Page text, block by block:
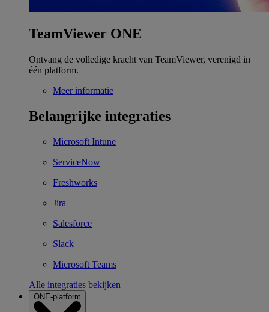
TeamViewer ONE
Ontvang de volledige kracht van TeamViewer, verenigd in
één platform.
Meer informatie
Belangrijke integraties
Microsoft Intune
ServiceNow
Freshworks
Jira
Salesforce
Slack
Microsoft Teams
Alle integraties bekijken
ONE-platform